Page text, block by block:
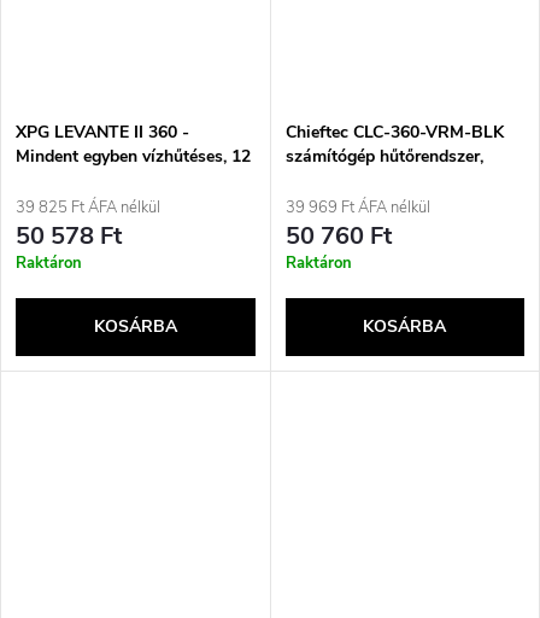
XPG LEVANTE II 360 -
Mindent egyben vízhűtéses, 12
39 825 Ft ÁFA nélkül
50 578 Ft
Raktáron
KOSÁRBA
Chieftec CLC-360-VRM-BLK
számítógép hűtőrendszer,
folyadékhűtő, 12 cm, fekete
39 969 Ft ÁFA nélkül
50 760 Ft
Raktáron
KOSÁRBA